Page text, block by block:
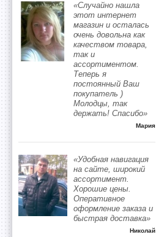
«Случайно нашла
этот интернет
магазин и осталась
очень довольна как
качеством товара,
так и
ассортиментом.
Теперь я
постоянный Ваш
покупатель )
Молодцы, так
держать! Спасибо»
Мария
«Удобная навигация
на сайте, широкий
ассортимент.
Хорошие цены.
Оперативное
оформление заказа и
быстрая доставка»
Николай